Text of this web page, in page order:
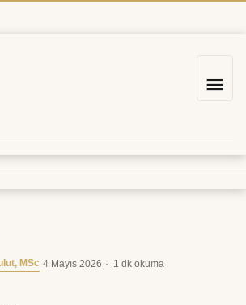
Ana
MSc 4 Mayıs 2026 1 dk okuma